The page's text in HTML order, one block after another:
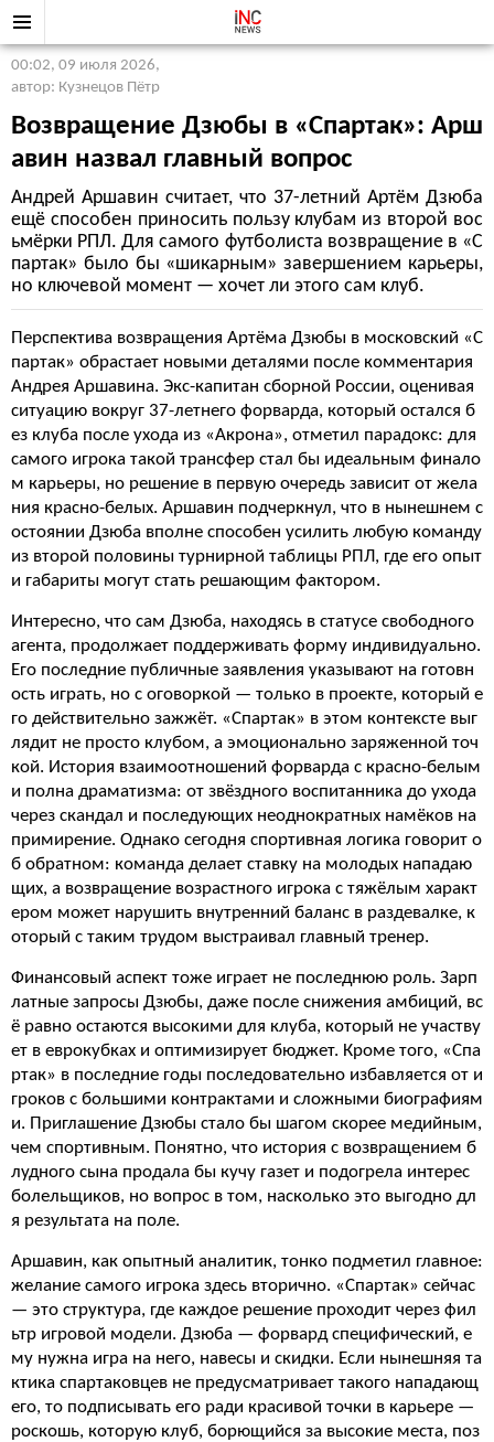
00:02, 09 июля 2026,
автор: Кузнецов Пётр
Возвращение Дзюбы в «Спартак»: Арш
авин назвал главный вопрос
Андрей Аршавин считает, что 37-летний Артём Дзюба
ещё способен приносить пользу клубам из второй вос
ьмёрки РПЛ. Для самого футболиста возвращение в «С
партак» было бы «шикарным» завершением карьеры,
но ключевой момент — хочет ли этого сам клуб.
Перспектива возвращения Артёма Дзюбы в московский «С
партак» обрастает новыми деталями после комментария
Андрея Аршавина. Экс-капитан сборной России, оценивая
ситуацию вокруг 37-летнего форварда, который остался б
ез клуба после ухода из «Акрона», отметил парадокс: для
самого игрока такой трансфер стал бы идеальным финало
м карьеры, но решение в первую очередь зависит от жела
ния красно-белых. Аршавин подчеркнул, что в нынешнем с
остоянии Дзюба вполне способен усилить любую команду
из второй половины турнирной таблицы РПЛ, где его опыт
и габариты могут стать решающим фактором.
Интересно, что сам Дзюба, находясь в статусе свободного
агента, продолжает поддерживать форму индивидуально.
Его последние публичные заявления указывают на готовн
ость играть, но с оговоркой — только в проекте, который е
го действительно зажжёт. «Спартак» в этом контексте выг
лядит не просто клубом, а эмоционально заряженной точ
кой. История взаимоотношений форварда с красно-белым
и полна драматизма: от звёздного воспитанника до ухода
через скандал и последующих неоднократных намёков на
примирение. Однако сегодня спортивная логика говорит о
б обратном: команда делает ставку на молодых нападаю
щих, а возвращение возрастного игрока с тяжёлым характ
ером может нарушить внутренний баланс в раздевалке, к
оторый с таким трудом выстраивал главный тренер.
Финансовый аспект тоже играет не последнюю роль. Зарп
латные запросы Дзюбы, даже после снижения амбиций, вс
ё равно остаются высокими для клуба, который не участву
ет в еврокубках и оптимизирует бюджет. Кроме того, «Спа
ртак» в последние годы последовательно избавляется от и
гроков с большими контрактами и сложными биографиям
и. Приглашение Дзюбы стало бы шагом скорее медийным,
чем спортивным. Понятно, что история с возвращением б
лудного сына продала бы кучу газет и подогрела интерес
болельщиков, но вопрос в том, насколько это выгодно дл
я результата на поле.
Аршавин, как опытный аналитик, тонко подметил главное:
желание самого игрока здесь вторично. «Спартак» сейчас
— это структура, где каждое решение проходит через фил
ьтр игровой модели. Дзюба — форвард специфический, е
му нужна игра на него, навесы и скидки. Если нынешняя та
ктика спартаковцев не предусматривает такого нападающ
его, то подписывать его ради красивой точки в карьере —
роскошь, которую клуб, борющийся за высокие места, поз